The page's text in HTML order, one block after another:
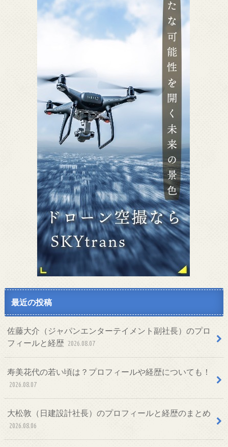
最近の投稿
佐藤大介（ジャパンエンターテイメント副社長）のプロ
フィールと経歴 2026.08.07
寿美花代の若い頃は？プロフィールや経歴についても！
2026.08.07
大松敦（日建設計社長）のプロフィールと経歴のまとめ
2026.08.06